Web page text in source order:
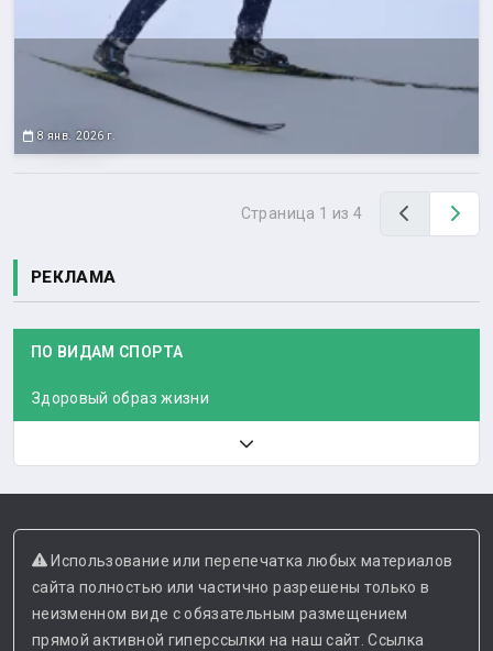
8 янв. 2026 г.
Страница 1 из 4 Назад
РЕКЛАМА
ПО ВИДАМ СПОРТА
Здоровый образ жизни
Использование или перепечатка любых материалов
сайта полностью или частично разрешены только в
неизменном виде с обязательным размещением
прямой активной гиперссылки на наш сайт. Ссылка